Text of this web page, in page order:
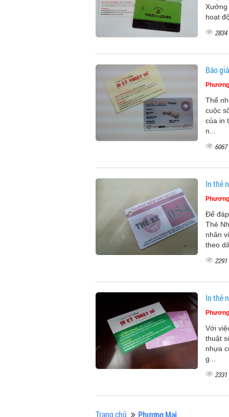
Xưởng
hoạt
2834
Báo
Thể
cuộc
của in
n...
6067
In thẻ
Để
Thẻ
nhân
theo
2291
In thẻ
Với
thuật
nhựa
g...
2331
Trang chủ Phương Mai